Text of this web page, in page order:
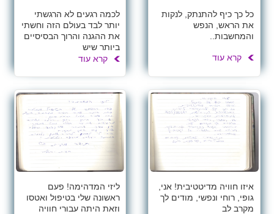
כל כך כיף להתנתק, לנקות
את הראש, הנפש
והמחשבות..
קרא עוד
לכמה רגעים לא הרגשתי
יותר לבד בעולם הזה וחשתי
את ההגנה והרוך הבסיסיים
ביותר שיש
קרא עוד
איזו חוויה מדיטטיבית! אני,
גופי, רוחי ונפשי, מודים לך
מקרב לב
ליזי המדהימה! פעם
ראשונה שלי בטיפול ואטסו
וזאת היתה עבורי חוויה